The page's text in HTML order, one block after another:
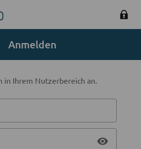
Anmelden
in Ihrem Nutzerbereich an.
visibility